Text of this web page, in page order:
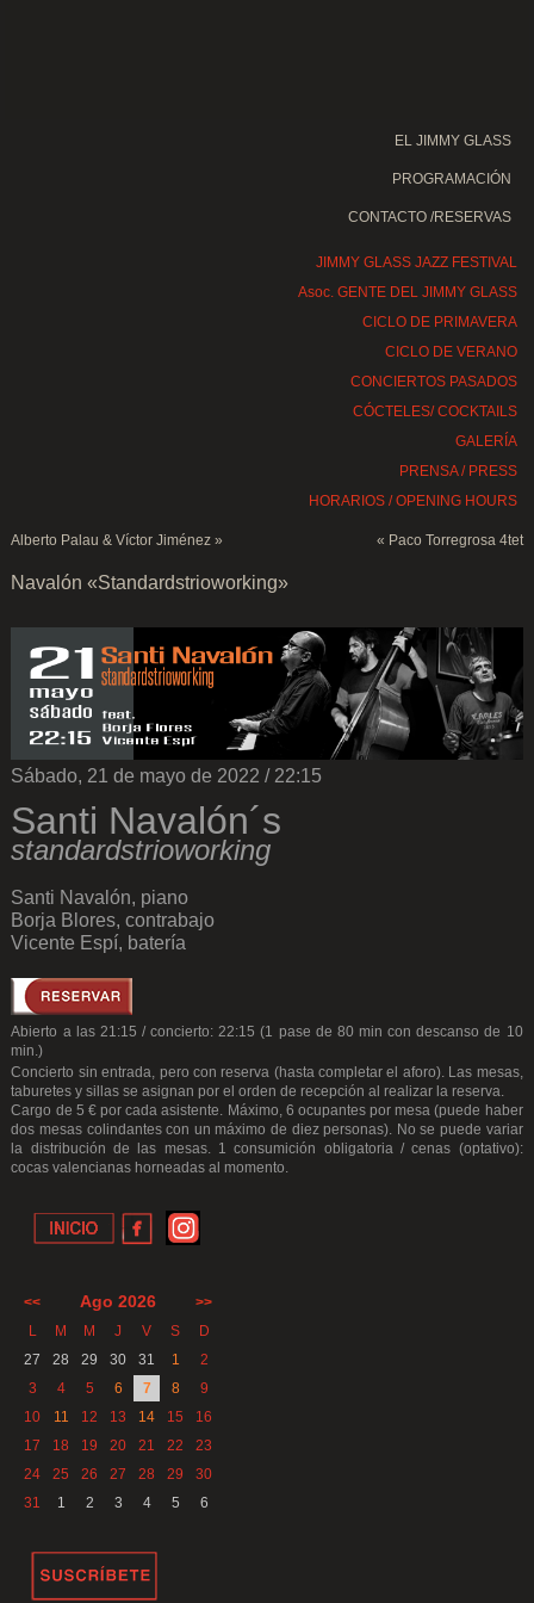
EL JIMMY GLASS
PROGRAMACIÓN
CONTACTO /RESERVAS
JIMMY GLASS JAZZ FESTIVAL
Asoc. GENTE DEL JIMMY GLASS
CICLO DE PRIMAVERA
CICLO DE VERANO
CONCIERTOS PASADOS
CÓCTELES/ COCKTAILS
GALERÍA
PRENSA / PRESS
HORARIOS / OPENING HOURS
Alberto Palau & Víctor Jiménez » « Paco Torregrosa 4tet
Navalón «Standardstrioworking»
Sábado, 21 de mayo de 2022 / 22:15
Santi Navalón´s
standardstrioworking
Santi Navalón, piano
Borja Blores, contrabajo
Vicente Espí, batería
Abierto a las 21:15 / concierto: 22:15 (1 pase de 80 min con descanso de 10
min.)
Concierto sin entrada, pero con reserva (hasta completar el aforo). Las mesas,
taburetes y sillas se asignan por el orden de recepción al realizar la reserva.
Cargo de 5 € por cada asistente. Máximo, 6 ocupantes por mesa (puede haber
dos mesas colindantes con un máximo de diez personas). No se puede variar
la distribución de las mesas. 1 consumición obligatoria / cenas (optativo):
cocas valencianas horneadas al momento.
<< Ago 2026
>>
L
M M J V S
D
27
28 29 30 31 1
2
3
4 5 6 7 8
9
10
11 12 13 14 15
16
17
18 19 20 21 22
23
24
25 26 27 28 29
30
31
1 2 3 4 5 6